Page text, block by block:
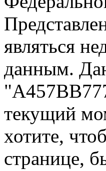
являться
данным.
текущий
хотите,
странице,